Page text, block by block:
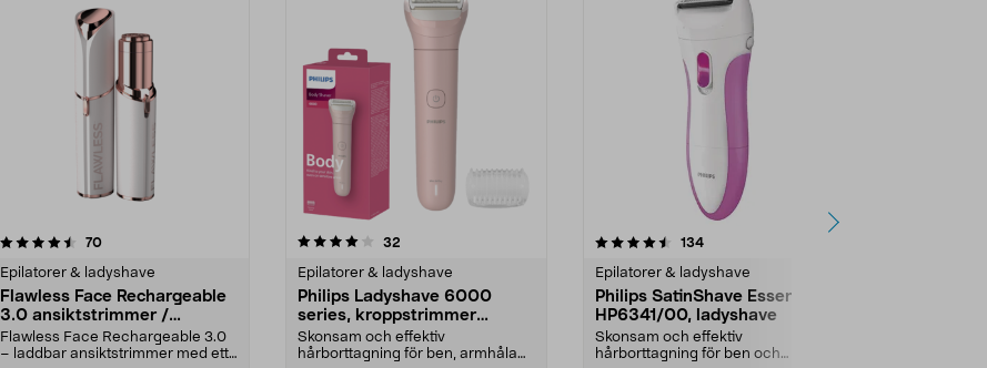
70recensioner
Epilatorer & ladyshave
Flawless Face Rechargeable
3.0 ansiktstrimmer /
hårborttagare, laddbar
Flawless Face Rechargeable 3.0
– laddbar ansiktstrimmer med ett
4.0 av 5 stjärnor 32
Epilatorer & ladyshave
Philips Ladyshave 6000
series, kroppstrimmer
BRL128/00
Skonsam och effektiv
hårborttagning för ben, armhåla
4.5 av 5 stjärnor 134recensioner
Epilatorer & ladyshave
Philips SatinShave Essential
HP6341/00, ladyshave
Skonsam och effektiv
hårborttagning för ben och
4.0 av 5 stjärnor